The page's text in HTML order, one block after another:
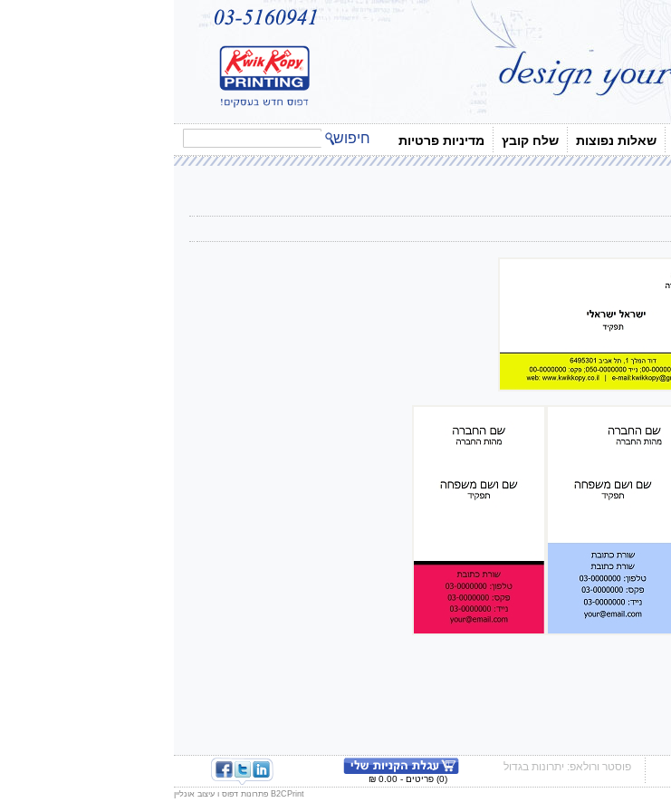
חיפוש שאלות נפוצות שלח קובץ מדיניות פרטיות
פוסטר ורולאפ: יתרונות בגדול
(0) פריטים - 0.00 ₪
B2CPrint פתרונות דפוס ו עיצוב אונליין